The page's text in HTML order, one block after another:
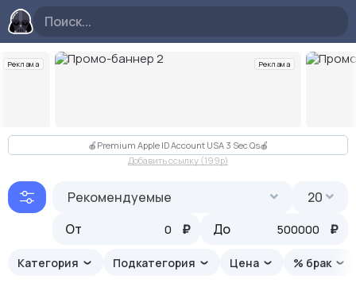
Реклама Реклама
Слайд 2 из 10
🍎Premium Apple ID Account USA 3 Sec Qs🍎
Добавить ссылку (199p)
Рекомендуемые
От
₽ До ₽
20
Категория Подкатегория Цена % брак